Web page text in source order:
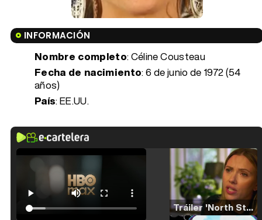
INFORMACIÓN
Nombre completo: Céline Cousteau
Fecha de nacimiento:6 de junio de 1972 (54
años)
País: EE.UU.
Tráiler 'North Star' (2023)